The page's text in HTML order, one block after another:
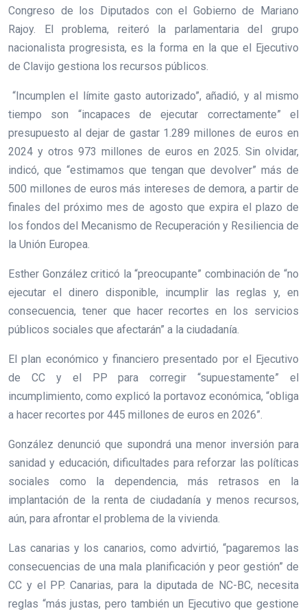
Congreso de los Diputados con el Gobierno de Mariano
Rajoy. El problema, reiteró la parlamentaria del grupo
nacionalista progresista, es la forma en la que el Ejecutivo
de Clavijo gestiona los recursos públicos.
“Incumplen el límite gasto autorizado”, añadió, y al mismo
tiempo son “incapaces de ejecutar correctamente” el
presupuesto al dejar de gastar 1.289 millones de euros en
2024 y otros 973 millones de euros en 2025. Sin olvidar,
indicó, que “estimamos que tengan que devolver” más de
500 millones de euros más intereses de demora, a partir de
finales del próximo mes de agosto que expira el plazo de
los fondos del Mecanismo de Recuperación y Resiliencia de
la Unión Europea.
Esther González criticó la “preocupante” combinación de “no
ejecutar el dinero disponible, incumplir las reglas y, en
consecuencia, tener que hacer recortes en los servicios
públicos sociales que afectarán” a la ciudadanía.
El plan económico y financiero presentado por el Ejecutivo
de CC y el PP para corregir “supuestamente” el
incumplimiento, como explicó la portavoz económica, “obliga
a hacer recortes por 445 millones de euros en 2026”.
González denunció que supondrá una menor inversión para
sanidad y educación, dificultades para reforzar las políticas
sociales como la dependencia, más retrasos en la
implantación de la renta de ciudadanía y menos recursos,
aún, para afrontar el problema de la vivienda.
Las canarias y los canarios, como advirtió, “pagaremos las
consecuencias de una mala planificación y peor gestión” de
CC y el PP. Canarias, para la diputada de NC-BC, necesita
reglas “más justas, pero también un Ejecutivo que gestione